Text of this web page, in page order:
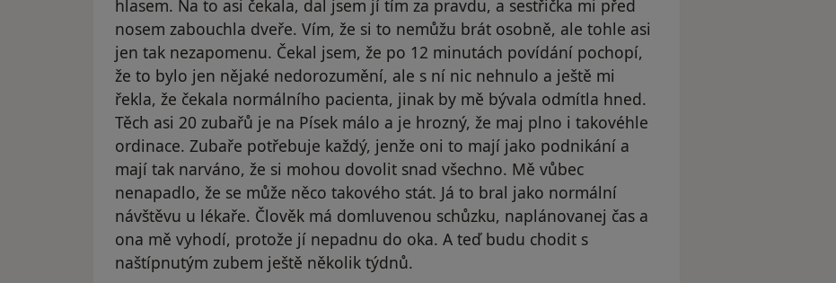
hlasem. Na to asi čekala, dal jsem jí tím za pravdu, a sestřička mi před
nosem zabouchla dveře. Vím, že si to nemůžu brát osobně, ale tohle asi
jen tak nezapomenu. Čekal jsem, že po 12 minutách povídání pochopí,
že to bylo jen nějaké nedorozumění, ale s ní nic nehnulo a ještě mi
řekla, že čekala normálního pacienta, jinak by mě bývala odmítla hned.
Těch asi 20 zubařů je na Písek málo a je hrozný, že maj plno i takovéhle
ordinace. Zubaře potřebuje každý, jenže oni to mají jako podnikání a
mají tak narváno, že si mohou dovolit snad všechno. Mě vůbec
nenapadlo, že se může něco takového stát. Já to bral jako normální
návštěvu u lékaře. Člověk má domluvenou schůzku, naplánovanej čas a
ona mě vyhodí, protože jí nepadnu do oka. A teď budu chodit s
naštípnutým zubem ještě několik týdnů.